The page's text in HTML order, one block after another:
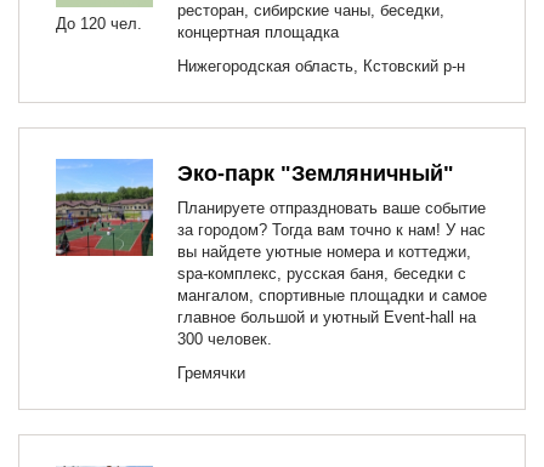
До 120 чел.
ресторан, сибирские чаны, беседки,
концертная площадка
Нижегородская область, Кстовский р-н
Эко-парк "Земляничный"
Планируете отпраздновать ваше событие
за городом? Тогда вам точно к нам! У нас
вы найдете уютные номера и коттеджи,
spa-комплекс, русская баня, беседки с
мангалом, спортивные площадки и самое
главное большой и уютный Event-hall на
300 человек.
Гремячки